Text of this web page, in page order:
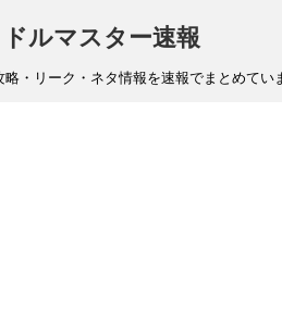
ルマスター速報
略・リーク・ネタ情報を速報でまとめて